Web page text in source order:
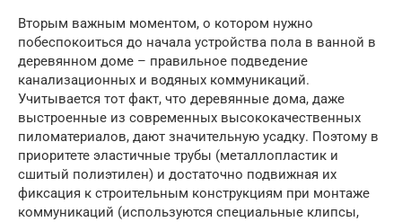
Вторым важным моментом, о котором нужно
побеспокоиться до начала устройства пола в ванной в
деревянном доме – правильное подведение
канализационных и водяных коммуникаций.
Учитывается тот факт, что деревянные дома, даже
выстроенные из современных высококачественных
пиломатериалов, дают значительную усадку. Поэтому в
приоритете эластичные трубы (металлопластик и
сшитый полиэтилен) и достаточно подвижная их
фиксация к строительным конструкциям при монтаже
коммуникаций (используются специальные клипсы,